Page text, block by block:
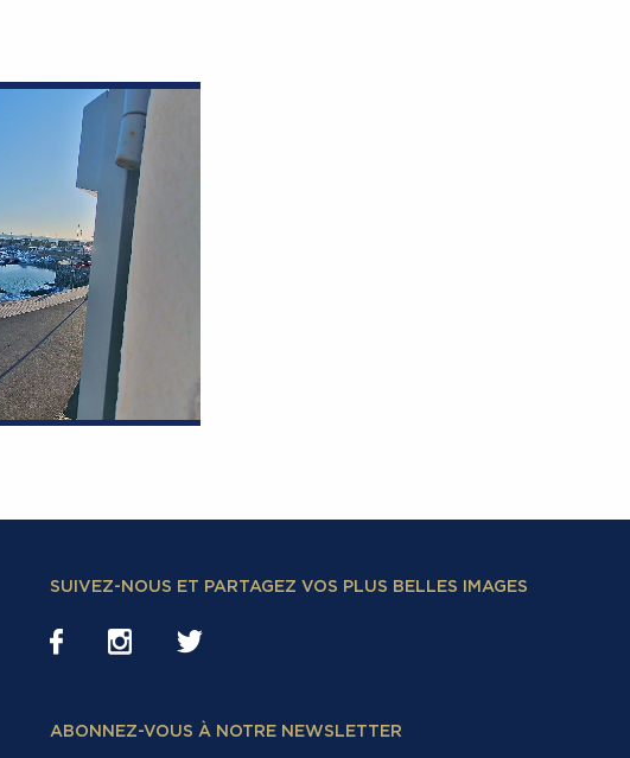
SUIVEZ-NOUS ET PARTAGEZ VOS PLUS BELLES IMAGES
ABONNEZ-VOUS À NOTRE NEWSLETTER